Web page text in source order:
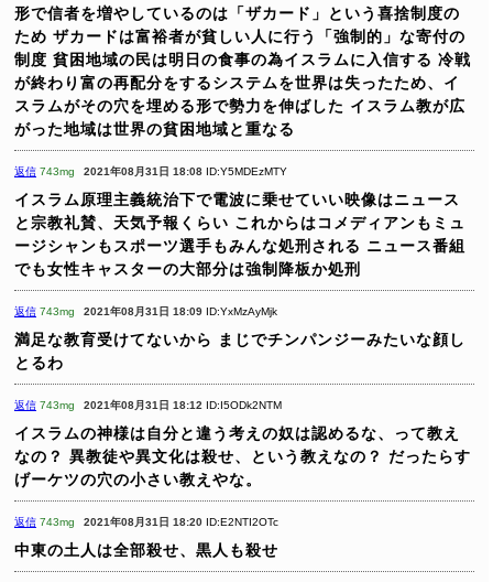
形で信者を増やしているのは「ザカード」という喜捨制度の
ため ザカードは富裕者が貧しい人に行う「強制的」な寄付の
制度 貧困地域の民は明日の食事の為イスラムに入信する 冷戦
が終わり富の再配分をするシステムを世界は失ったため、イ
スラムがその穴を埋める形で勢力を伸ばした イスラム教が広
がった地域は世界の貧困地域と重なる
返信 743mg 2021年08月31日 18:08 ID:Y5MDEzMTY
イスラム原理主義統治下で電波に乗せていい映像はニュース
と宗教礼賛、天気予報くらい これからはコメディアンもミュ
ージシャンもスポーツ選手もみんな処刑される ニュース番組
でも女性キャスターの大部分は強制降板か処刑
返信 743mg 2021年08月31日 18:09 ID:YxMzAyMjk
満足な教育受けてないから
まじでチンパンジーみたいな顔し
とるわ
返信 743mg 2021年08月31日 18:12 ID:I5ODk2NTM
イスラムの神様は自分と違う考えの奴は認めるな、って教え
なの？ 異教徒や異文化は殺せ、という教えなの？
だったらす
げーケツの穴の小さい教えやな。
返信 743mg 2021年08月31日 18:20 ID:E2NTI2OTc
中東の土人は全部殺せ、黒人も殺せ